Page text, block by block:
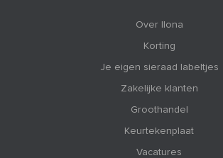
Over Ilona
Korting
Je eigen sieraad labeltjes
Zakelijke klanten
Groothandel
Keurtekenplaat
Vacatures